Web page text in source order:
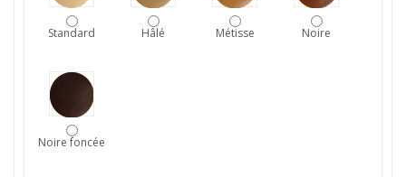
Standard Hâlé Métisse Noire
Noire foncée